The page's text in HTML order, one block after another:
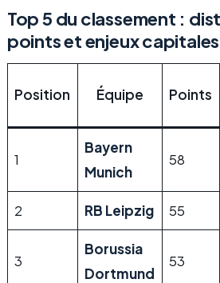
Top 5 du classement :
points et enjeux capitales
Position Équipe Points
1
Bayern
Munich
58
2 RB Leipzig 55
3
Borussia
Dortmund
53